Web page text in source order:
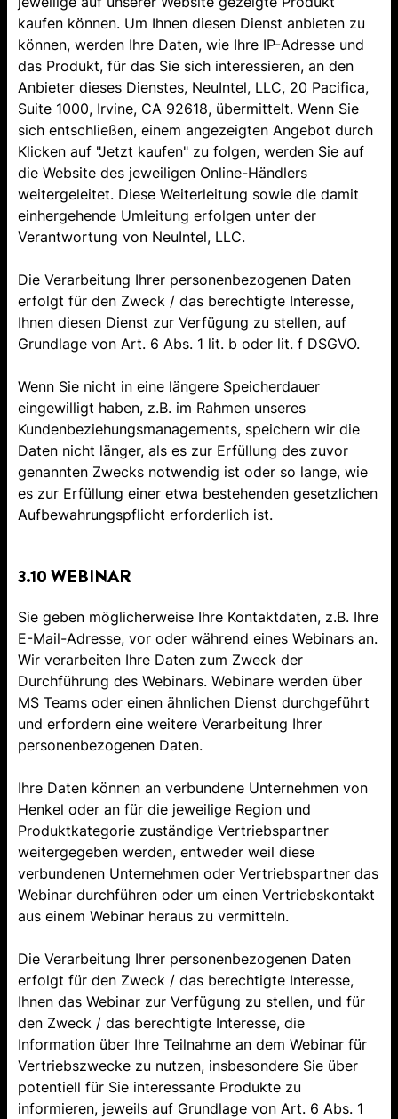
kaufen können. Um Ihnen diesen Dienst anbieten zu
können, werden Ihre Daten, wie Ihre IP-Adresse und
das Produkt, für das Sie sich interessieren, an den
Anbieter dieses Dienstes, NeuIntel, LLC, 20 Pacifica,
Suite 1000, Irvine, CA 92618, übermittelt. Wenn Sie
sich entschließen, einem angezeigten Angebot durch
Klicken auf "Jetzt kaufen" zu folgen, werden Sie auf
die Website des jeweiligen Online-Händlers
weitergeleitet. Diese Weiterleitung sowie die damit
einhergehende Umleitung erfolgen unter der
Verantwortung von NeuIntel, LLC.
Die Verarbeitung Ihrer personenbezogenen Daten
erfolgt für den Zweck / das berechtigte Interesse,
Ihnen diesen Dienst zur Verfügung zu stellen, auf
Grundlage von Art. 6 Abs. 1 lit. b oder lit. f DSGVO.
Wenn Sie nicht in eine längere Speicherdauer
eingewilligt haben, z.B. im Rahmen unseres
Kundenbeziehungsmanagements, speichern wir die
Daten nicht länger, als es zur Erfüllung des zuvor
genannten Zwecks notwendig ist oder so lange, wie
es zur Erfüllung einer etwa bestehenden gesetzlichen
Aufbewahrungspflicht erforderlich ist.
3.10 WEBINAR
Sie geben möglicherweise Ihre Kontaktdaten, z.B. Ihre
E-Mail-Adresse, vor oder während eines Webinars an.
Wir verarbeiten Ihre Daten zum Zweck der
Durchführung des Webinars. Webinare werden über
MS Teams oder einen ähnlichen Dienst durchgeführt
und erfordern eine weitere Verarbeitung Ihrer
personenbezogenen Daten.
Ihre Daten können an verbundene Unternehmen von
Henkel oder an für die jeweilige Region und
Produktkategorie zuständige Vertriebspartner
weitergegeben werden, entweder weil diese
verbundenen Unternehmen oder Vertriebspartner das
Webinar durchführen oder um einen Vertriebskontakt
aus einem Webinar heraus zu vermitteln.
Die Verarbeitung Ihrer personenbezogenen Daten
erfolgt für den Zweck / das berechtigte Interesse,
Ihnen das Webinar zur Verfügung zu stellen, und für
den Zweck / das berechtigte Interesse, die
Information über Ihre Teilnahme an dem Webinar für
Vertriebszwecke zu nutzen, insbesondere Sie über
potentiell für Sie interessante Produkte zu
informieren, jeweils auf Grundlage von Art. 6 Abs. 1